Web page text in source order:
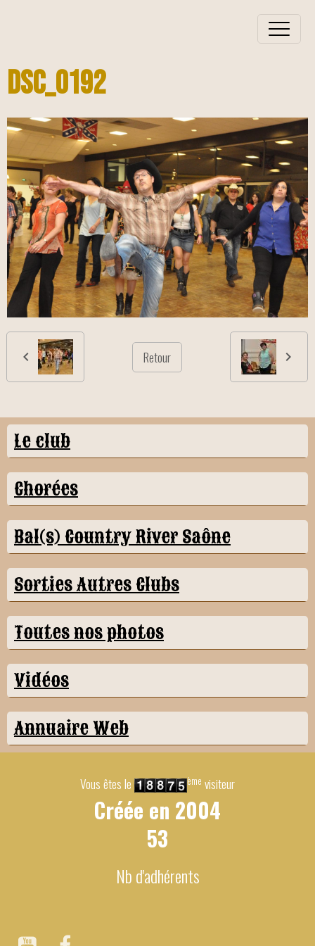
DSC_0192
Retour
Le club
Chorées
Bal(s) Country River Saône
Sorties Autres Clubs
Toutes nos photos
Vidéos
Annuaire Web
Vous êtes le ème visiteur
Créée en 2004
53
Nb d'adhérents